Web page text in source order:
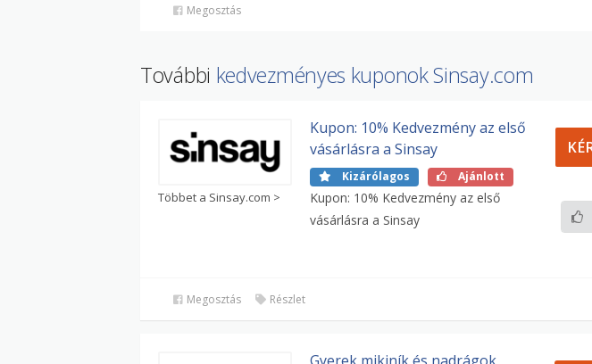
Megosztás
További kedvezményes kuponok Sinsay.com
Többet a Sinsay.com >
Kupon: 10% Kedvezmény az első
vásárlásra a Sinsay
Kizárólagos Ajánlott
Kupon: 10% Kedvezmény az első
vásárlásra a Sinsay
Megosztás Részlet